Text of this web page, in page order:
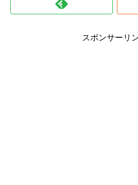
スポンサーリ